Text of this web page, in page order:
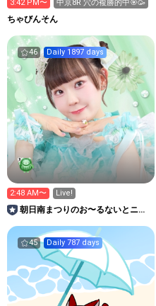
3:42 PM〜 中京8R 穴の複勝的中🎯🥳
ちゃびんそん
46 Daily 1897 days
2:48 AM〜 Live!
朝日南まつりのお〜るないとニッ
45 Daily 787 days